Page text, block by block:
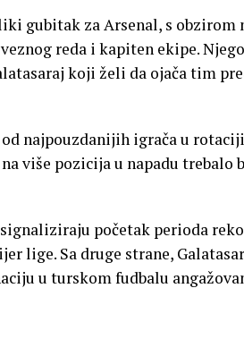
gubitak za Arsenal, s obzirom
reda i kapiten ekipe.
koji želi da ojača tim
najpouzdanijih igrača u
više pozicija u napadu trebalo
početak perioda
lige. Sa druge strane,
u turskom fudbalu